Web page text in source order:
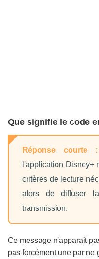
Que signifie le code
Réponse courte :
l'application Disney+
critères de lecture
alors de diffuser
transmission.
Ce message n'apparait
pas forcément une panne